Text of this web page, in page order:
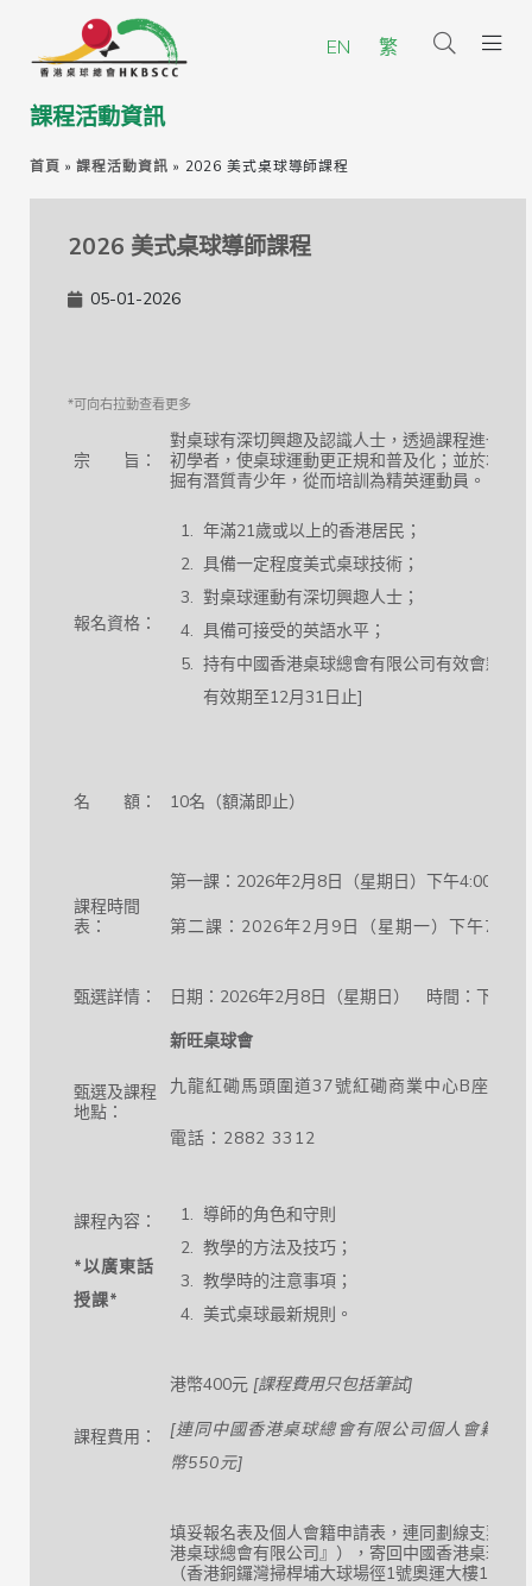
EN 繁
課程活動資訊
首頁 »課程活動資訊 » 2026 美式桌球導師課程
2026 美式桌球導師課程
05-01-2026
宗 旨：
對桌球有深切興趣及認識人士，透過課程進一步
初學者，使桌球運動更正規和普及化；並於本地
掘有潛質青少年，從而培訓為精英運動員。
報名資格：
年滿21歲或以上的香港居民；
具備一定程度美式桌球技術；
對桌球運動有深切興趣人士；
具備可接受的英語水平；
持有中國香港桌球總會有限公司有效會籍 [
有效期至12月31日止]
名 額： 10名（額滿即止）
課程時間
表：
第一課：2026年2月8日（星期日）下午4:00 –
第二課：2026年2月9日（星期一）下午7:00
甄選詳情： 日期：2026年2月8日（星期日） 時間：下午
甄選及課程
地點：
新旺桌球會
九龍紅磡馬頭圍道37號紅磡商業中心B座3樓
電話：2882 3312
課程內容：
*以廣東話
授課*
導師的角色和守則
教學的方法及技巧；
教學時的注意事項；
美式桌球最新規則。
課程費用：
港幣400元 [課程費用只包括筆試]
[連同中國香港桌球總會有限公司個人會籍港
幣550元]
填妥報名表及個人會籍申請表，連同劃線支票（
港桌球總會有限公司』），寄回中國香港桌球總
（香港銅鑼灣掃桿埔大球場徑1號奧運大樓1027